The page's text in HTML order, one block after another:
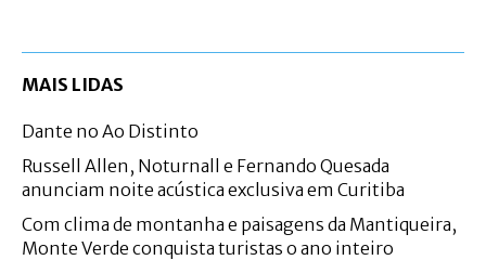
MAIS LIDAS
Dante no Ao Distinto
Russell Allen, Noturnall e Fernando Quesada
anunciam noite acústica exclusiva em Curitiba
Com clima de montanha e paisagens da Mantiqueira,
Monte Verde conquista turistas o ano inteiro